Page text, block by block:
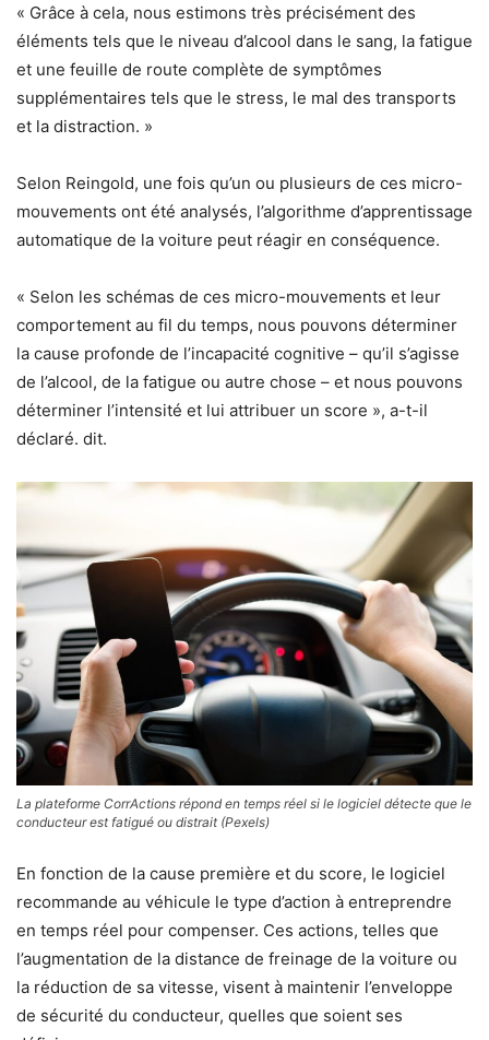
« Grâce à cela, nous estimons très précisément des
éléments tels que le niveau d’alcool dans le sang, la fatigue
et une feuille de route complète de symptômes
supplémentaires tels que le stress, le mal des transports
et la distraction. »
Selon Reingold, une fois qu’un ou plusieurs de ces micro-
mouvements ont été analysés, l’algorithme d’apprentissage
automatique de la voiture peut réagir en conséquence.
« Selon les schémas de ces micro-mouvements et leur
comportement au fil du temps, nous pouvons déterminer
la cause profonde de l’incapacité cognitive – qu’il s’agisse
de l’alcool, de la fatigue ou autre chose – et nous pouvons
déterminer l’intensité et lui attribuer un score », a-t-il
déclaré. dit.
La plateforme CorrActions répond en temps réel si le logiciel détecte que le
conducteur est fatigué ou distrait (Pexels)
En fonction de la cause première et du score, le logiciel
recommande au véhicule le type d’action à entreprendre
en temps réel pour compenser. Ces actions, telles que
l’augmentation de la distance de freinage de la voiture ou
la réduction de sa vitesse, visent à maintenir l’enveloppe
de sécurité du conducteur, quelles que soient ses